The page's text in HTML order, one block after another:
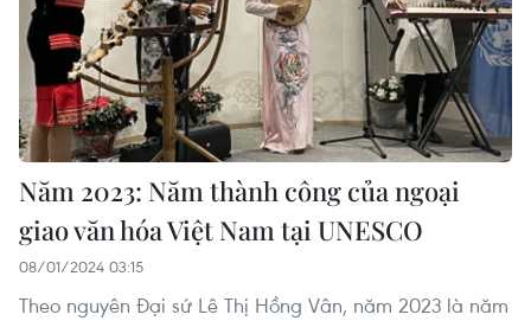
Năm 2023: Năm thành công của ngoại
giao văn hóa Việt Nam tại UNESCO
08/01/2024 03:15
Theo nguyên Đại sứ Lê Thị Hồng Vân, năm 2023 là năm